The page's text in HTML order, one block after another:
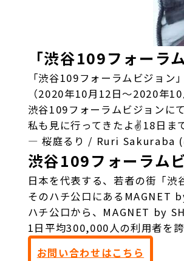
「渋谷109フォーラ
「渋谷109フォーラムビジョン
（2020年10月12日～2020年10
渋谷109フォーラムビジョン
私も見に行ってきたよ✌️18日ま
— 桜庭るり / Ruri Sakuraba
渋谷109フォーラム
日本を代表する、若者の街「渋
そのハチ公口にあるMAGNET
ハチ公口から、MAGNET by
1日平均300,000人の利用者を誇
お問い合わせはこちら